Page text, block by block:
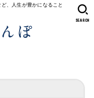
、人生が豊かになること
SEARCH